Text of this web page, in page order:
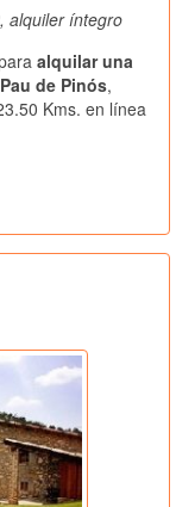
alquiler íntegro
alquilar una
de Pinós,
Kms. en línea